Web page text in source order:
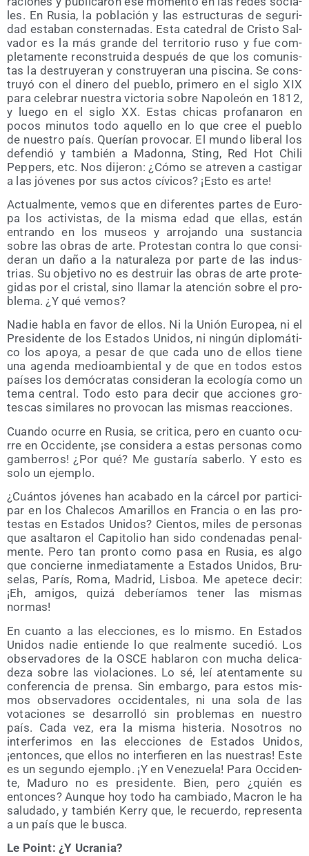
les. En Rusia, la pobla­ción y las estruc­tu­ras de segu­ri­
dad esta­ban cons­ter­na­das. Esta cate­dral de Cris­to Sal­
va­dor es la más gran­de del terri­to­rio ruso y fue com­
ple­ta­men­te recons­trui­da des­pués de que los comu­nis­
tas la des­tru­ye­ran y cons­tru­ye­ran una pis­ci­na. Se cons­
tru­yó con el dine­ro del pue­blo, pri­me­ro en el siglo XIX
para cele­brar nues­tra vic­to­ria sobre Napo­león en 1812,
y lue­go en el siglo XX. Estas chi­cas pro­fa­na­ron en
pocos minu­tos todo aque­llo en lo que cree el pue­blo
de nues­tro país. Que­rían pro­vo­car. El mun­do libe­ral los
defen­dió y tam­bién a Madon­na, Sting, Red Hot Chi­li
Pep­pers, etc. Nos dije­ron: ¿Cómo se atre­ven a cas­ti­gar
a las jóve­nes por sus actos cívi­cos? ¡Esto es arte!
Actual­men­te, vemos que en dife­ren­tes par­tes de Euro­
pa los acti­vis­tas, de la mis­ma edad que ellas, están
entran­do en los museos y arro­jan­do una sus­tan­cia
sobre las obras de arte. Pro­tes­tan con­tra lo que con­si­
de­ran un daño a la natu­ra­le­za por par­te de las indus­
trias. Su obje­ti­vo no es des­truir las obras de arte pro­te­
gi­das por el cris­tal, sino lla­mar la aten­ción sobre el pro­
ble­ma. ¿Y qué vemos?
Nadie habla en favor de ellos. Ni la Unión Euro­pea, ni el
Pre­si­den­te de los Esta­dos Uni­dos, ni nin­gún diplo­má­ti­
co los apo­ya, a pesar de que cada uno de ellos tie­ne
una agen­da medioam­bien­tal y de que en todos estos
paí­ses los demó­cra­tas con­si­de­ran la eco­lo­gía como un
tema cen­tral. Todo esto para decir que accio­nes gro­
tes­cas simi­la­res no pro­vo­can las mis­mas reacciones.
Cuan­do ocu­rre en Rusia, se cri­ti­ca, pero en cuan­to ocu­
rre en Occi­den­te, ¡se con­si­de­ra a estas per­so­nas como
gam­be­rros! ¿Por qué? Me gus­ta­ría saber­lo. Y esto es
solo un ejemplo.
¿Cuán­tos jóve­nes han aca­ba­do en la cár­cel por par­ti­ci­
par en los Cha­le­cos Ama­ri­llos en Fran­cia o en las pro­
tes­tas en Esta­dos Uni­dos? Cien­tos, miles de per­so­nas
que asal­ta­ron el Capi­to­lio han sido con­de­na­das penal­
men­te. Pero tan pron­to como pasa en Rusia, es algo
que con­cier­ne inme­dia­ta­men­te a Esta­dos Uni­dos, Bru­
se­las, París, Roma, Madrid, Lis­boa. Me ape­te­ce decir:
¡Eh, ami­gos, qui­zá debe­ría­mos tener las mis­mas
normas!
En cuan­to a las elec­cio­nes, es lo mis­mo. En Esta­dos
Uni­dos nadie entien­de lo que real­men­te suce­dió. Los
obser­va­do­res de la OSCE habla­ron con mucha deli­ca­
de­za sobre las vio­la­cio­nes. Lo sé, leí aten­ta­men­te su
con­fe­ren­cia de pren­sa. Sin embar­go, para estos mis­
mos obser­va­do­res occi­den­ta­les, ni una sola de las
vota­cio­nes se desa­rro­lló sin pro­ble­mas en nues­tro
país. Cada vez, era la mis­ma his­te­ria. Noso­tros no
inter­fe­ri­mos en las elec­cio­nes de Esta­dos Uni­dos,
¡enton­ces, que ellos no inter­fie­ren en las nues­tras! Este
es un segun­do ejem­plo. ¡Y en Vene­zue­la! Para Occi­den­
te, Madu­ro no es pre­si­den­te. Bien, pero ¿quién es
enton­ces? Aun­que hoy todo ha cam­bia­do, Macron le ha
salu­da­do, y tam­bién Kerry que, le recuer­do, repre­sen­ta
a un país que le busca.
Le Point: ¿Y Ucrania?